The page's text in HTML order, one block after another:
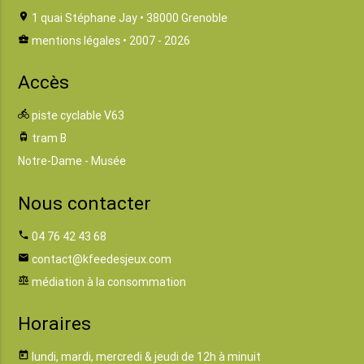
location_on 1 quai Stéphane Jay • 38000 Grenoble
business_center mentions légales • 2007 - 2026
Accès
directions_bike piste cyclable V63
tram tram B
Notre-Dame - Musée
Nous contacter
phone 04 76 42 43 68
email contact@kfeedesjeux.com
balance médiation à la consommation
Horaires
today lundi, mardi, mercredi & jeudi de 12h à minuit